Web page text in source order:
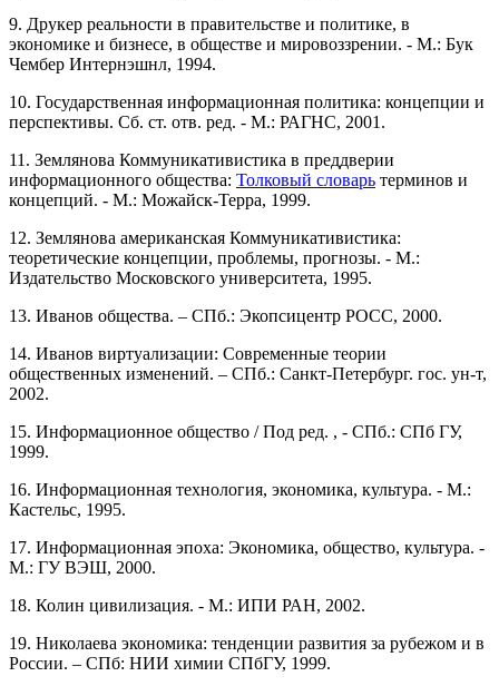
9. Друкер реальности в правительстве и политике, в
экономике и бизнесе, в обществе и мировоззрении. - М.: Бук
Чембер Интернэшнл, 1994.
10. Государственная информационная политика: концепции и
перспективы. Сб. ст. отв. ред. - М.: РАГНС, 2001.
11. Землянова Коммуникативистика в преддверии
информационного общества: Толковый словарь терминов и
концепций. - М.: Можайск-Терра, 1999.
12. Землянова американская Коммуникативистика:
теоретические концепции, проблемы, прогнозы. - М.:
Издательство Московского университета, 1995.
13. Иванов общества. – СПб.: Экопсицентр РОСС, 2000.
14. Иванов виртуализации: Современные теории
общественных изменений. – СПб.: Санкт-Петербург. гос. ун-т,
2002.
15. Информационное общество / Под ред. , - СПб.: СПб ГУ,
1999.
16. Информационная технология, экономика, культура. - М.:
Кастельс, 1995.
17. Информационная эпоха: Экономика, общество, культура. -
М.: ГУ ВЭШ, 2000.
18. Колин цивилизация. - М.: ИПИ РАН, 2002.
19. Николаева экономика: тенденции развития за рубежом и в
России. – СПб: НИИ химии СПбГУ, 1999.